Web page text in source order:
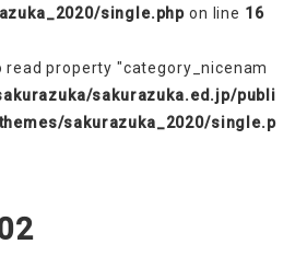
single.php on line 16
property "category_nicenam
sakurazuka.ed.jp/publi
sakurazuka_2020/single.p